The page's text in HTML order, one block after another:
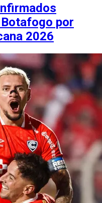
por
2026